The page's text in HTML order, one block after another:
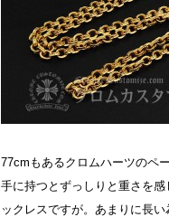
77cmもあるクロムハーツのペ
手に持つとずっしりと重さを
ックレスですが。あまりに長